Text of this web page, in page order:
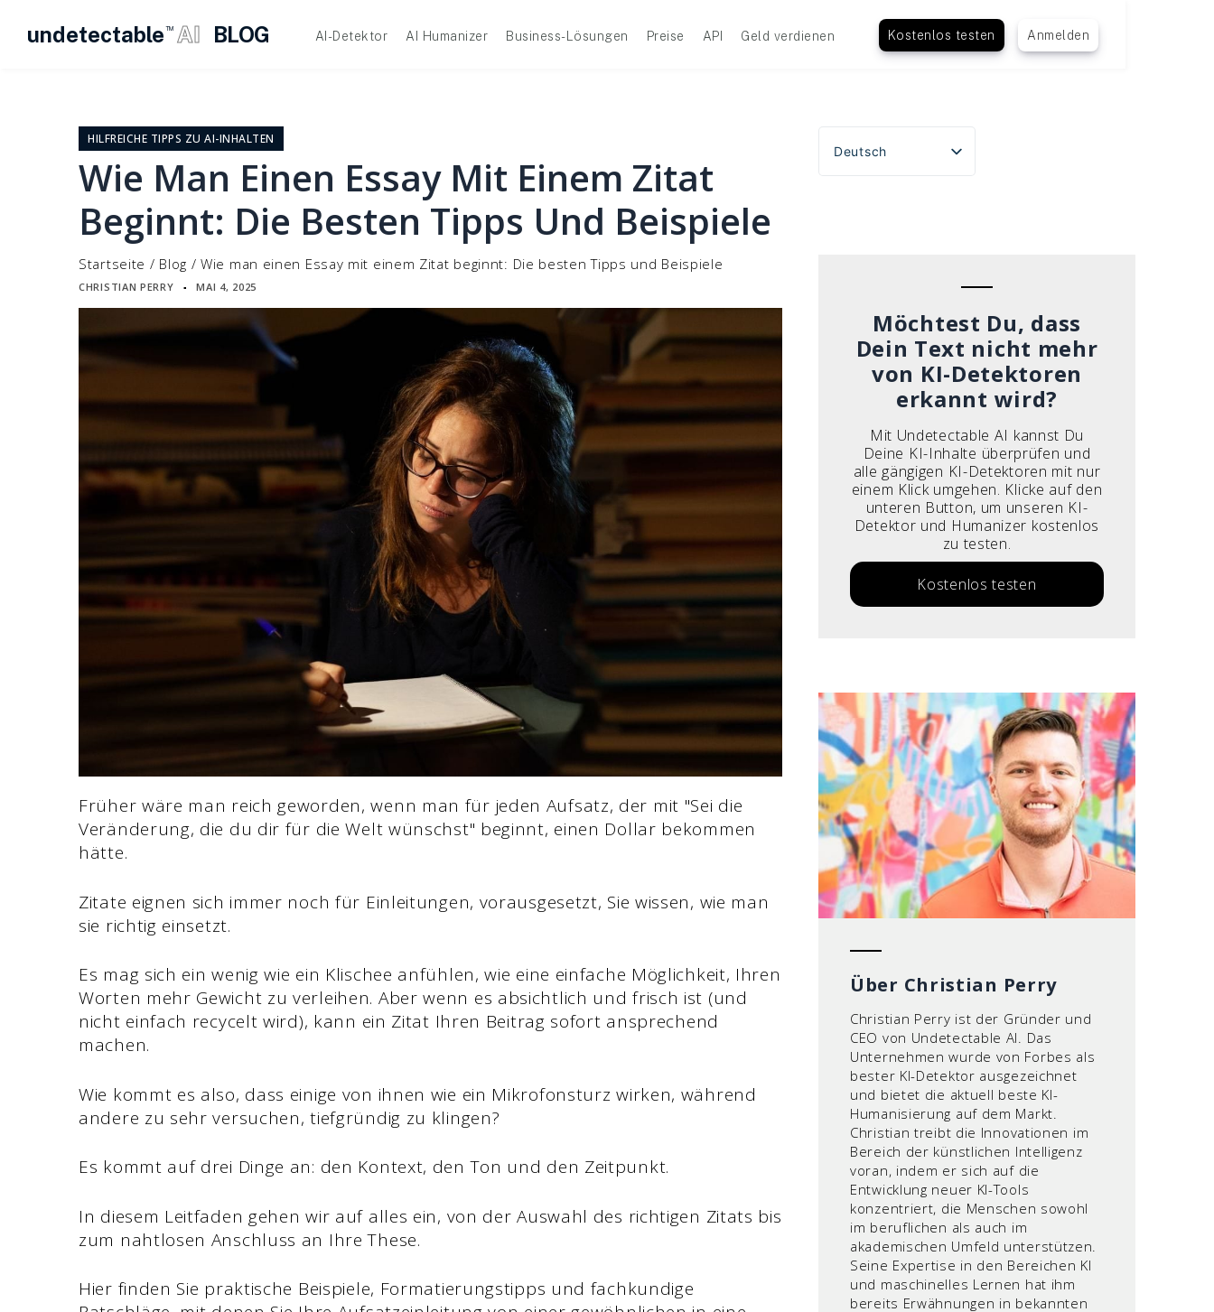
undetectable TM AI BLOG AI-Detektor AI Humanizer Business-Lösungen Preise API Geld verdienen Kostenlos testen Anmelden
HILFREICHE TIPPS ZU AI-INHALTEN
Wie Man Einen Essay Mit Einem Zitat
Beginnt: Die Besten Tipps Und Beispiele
Startseite / Blog /Wie man einen Essay mit einem Zitat beginnt: Die besten Tipps und Beispiele
CHRISTIAN PERRY ▪ MAI 4, 2025
Früher wäre man reich geworden, wenn man für jeden Aufsatz, der mit "Sei die
Veränderung, die du dir für die Welt wünschst" beginnt, einen Dollar bekommen
hätte.
Zitate eignen sich immer noch für Einleitungen, vorausgesetzt, Sie wissen, wie man
sie richtig einsetzt.
Es mag sich ein wenig wie ein Klischee anfühlen, wie eine einfache Möglichkeit, Ihren
Worten mehr Gewicht zu verleihen. Aber wenn es absichtlich und frisch ist (und
nicht einfach recycelt wird), kann ein Zitat Ihren Beitrag sofort ansprechend
machen.
Wie kommt es also, dass einige von ihnen wie ein Mikrofonsturz wirken, während
andere zu sehr versuchen, tiefgründig zu klingen?
Es kommt auf drei Dinge an: den Kontext, den Ton und den Zeitpunkt.
In diesem Leitfaden gehen wir auf alles ein, von der Auswahl des richtigen Zitats bis
zum nahtlosen Anschluss an Ihre These.
Hier finden Sie praktische Beispiele, Formatierungstipps und fachkundige
Deutsch
English
Möchtest Du, dass
Dein Text nicht mehr
von KI-Detektoren
erkannt wird?
Mit Undetectable AI kannst Du
Deine KI-Inhalte überprüfen und
alle gängigen KI-Detektoren mit nur
einem Klick umgehen. Klicke auf den
unteren Button, um unseren KI-
Detektor und Humanizer kostenlos
zu testen.
Kostenlos testen
Über Christian Perry
Christian Perry ist der Gründer und
CEO von Undetectable AI. Das
Unternehmen wurde von Forbes als
bester KI-Detektor ausgezeichnet
und bietet die aktuell beste KI-
Humanisierung auf dem Markt.
Christian treibt die Innovationen im
Bereich der künstlichen Intelligenz
voran, indem er sich auf die
Entwicklung neuer KI-Tools
konzentriert, die Menschen sowohl
im beruflichen als auch im
akademischen Umfeld unterstützen.
Seine Expertise in den Bereichen KI
und maschinelles Lernen hat ihm
bereits Erwähnungen in bekannten